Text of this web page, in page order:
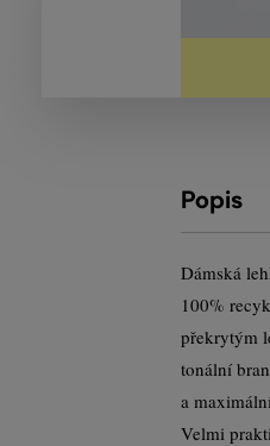
Popis
Dámská
100%
překrytým
tonální
a
Velmi